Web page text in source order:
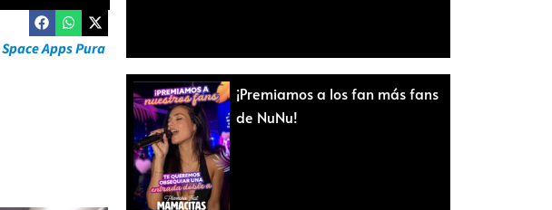
Space Apps Pura
¡Premiamos a los fan más fans
de NuNu!